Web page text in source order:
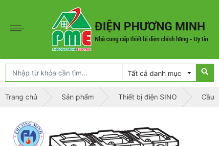
Tất cả danh mục
Trang chủ Sản phẩm Thiết bị điện SINO Cầu